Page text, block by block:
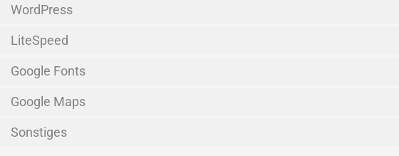
WordPress
LiteSpeed
Google Fonts
Google Maps
Sonstiges